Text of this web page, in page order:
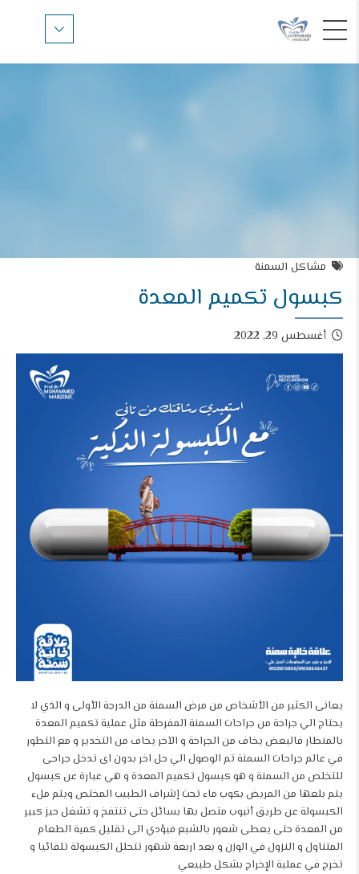
مشاكل السمنة
كبسول تكميم المعدة
أغسطس 29, 2022
يعانى الكثير من الأشخاص من مرض السمنة من الدرجة الأولى و الذي لا
يحتاج الي جراحة من جراحات السمنة المفرطة مثل عملية تكميم المعدة
بالمنظار فالبعض يخاف من الجراحة و الآخر يخاف من التخدير و مع التطور
في عالم جراحات السمنة تم الوصول الي حل اخر بدون اى تدخل جراحى
للتخلص من السمنة و هو كبسول تكميم المعدة و هي عبارة عن كبسول
يتم بلعها من المريض بكوب ماء تحت إشراف الطبيب المختص ويتم ملء
الكبسولة عن طريق أنبوب متصل بها بسائل حتى تنتفخ و تشغل حيز كبير
من المعدة حتى يعطى شعور بالشبع فيؤدي الى تقليل كمية الطعام
المتناول و النزول في الوزن و بعد اربعة شهور تتحلل الكبسولة تلقائيا و
تخرج في عملية الإخراج بشكل طبيعي